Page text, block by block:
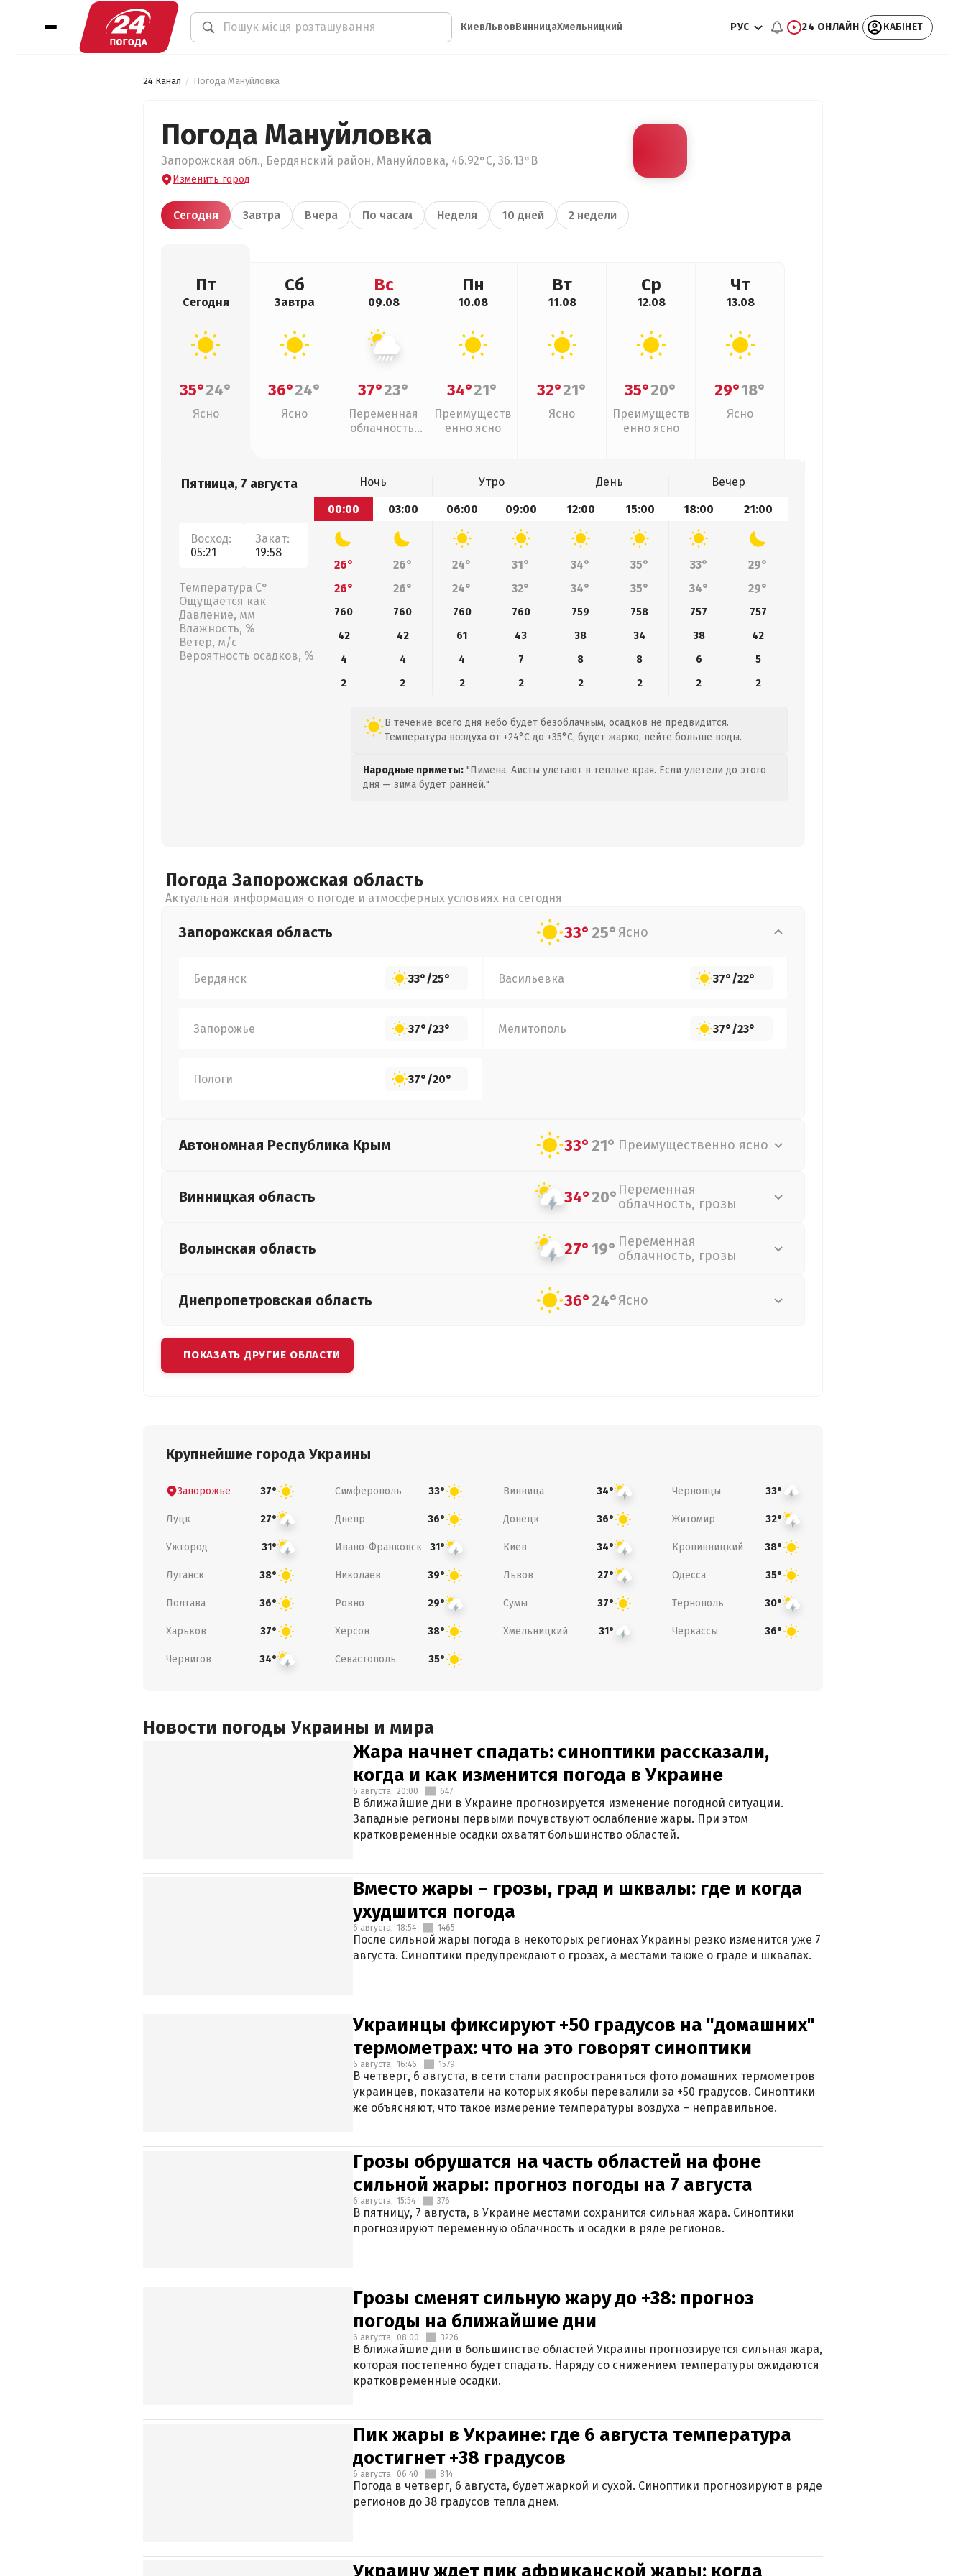
КиевЛьвовВинницаХмельницкий РУС 24 ОНЛАЙН КАБІНЕТ
24 Канал Погода Мануйловка
Погода Мануйловка
Запорожская обл., Бердянский район, Мануйловка, 46.92°С, 36.13°В
Изменить город
Сегодня Завтра Вчера По часам Неделя 10 дней 2 недели
Пт
Сегодня
35°24°
Ясно
Сб
Завтра
36°24°
Ясно
Вс
09.08
37°23°
Переменная
облачность,
Пн
10.08
34°21°
Преимуществ
енно ясно
Вт
11.08
32°21°
Ясно
Ср
12.08
35°20°
Преимуществ
енно ясно
Чт
13.08
29°18°
Ясно
Пятница, 7 августа
Восход:
05:21
Закат:
19:58
Температура С°
Ощущается как
Давление, мм
Влажность, %
Ветер, м/с
Вероятность осадков, %
Ночь Утро День
Вечер
00:00
03:00 06:00 09:00 12:00 15:00 18:00 21:00
26° 26° 24° 31° 34° 35° 33°
29°
26°
26° 24° 32° 34° 35° 34° 29°
760 760 760 760 759 758 757
757
42
42 61 43 38 34 38
42
4
4 4 7 8 8 6
5
2
2 2 2 2 2 2 2
В течение всего дня небо будет безоблачным, осадков не предвидится.
Температура воздуха от +24°C до +35°C, будет жарко, пейте больше воды.
Народные приметы: "Пимена. Аисты улетают в теплые края. Если улетели до этого
дня — зима будет ранней."
Погода Запорожская область
Актуальная информация о погоде и атмосферных условиях на сегодня
Запорожская область 33°25° Ясно
Бердянск 33°/25° Васильевка 37°/22°
Запорожье 37°/23° Мелитополь 37°/23°
Пологи 37°/20°
Автономная Республика Крым 33°21° Преимущественно ясно
Винницкая область 34°20° Переменная
облачность, грозы
Волынская область 27°19° Переменная
облачность, грозы
Днепропетровская область 36°24°Ясно
ПОКАЗАТЬ ДРУГИЕ ОБЛАСТИ
Крупнейшие города Украины
Запорожье 37° Симферополь 33° Винница 34° Черновцы 33°
Луцк 27° Днепр 36° Донецк 36° Житомир 32°
Ужгород 31° Ивано-Франковск 31° Киев 34° Кропивницкий 38°
Луганск 38° Николаев 39° Львов 27° Одесса 35°
Полтава 36° Ровно 29° Сумы 37° Тернополь 30°
Харьков 37° Херсон 38° Хмельницкий 31° Черкассы 36°
Чернигов 34° Севастополь 35°
Новости погоды Украины и мира
Жара начнет спадать: синоптики рассказали,
когда и как изменится погода в Украине
6 августа, 20:00 647
В ближайшие дни в Украине прогнозируется изменение погодной ситуации.
Западные регионы первыми почувствуют ослабление жары. При этом
кратковременные осадки охватят большинство областей.
Вместо жары – грозы, град и шквалы: где и когда
ухудшится погода
6 августа, 18:54 1465
После сильной жары погода в некоторых регионах Украины резко изменится уже 7
августа. Синоптики предупреждают о грозах, а местами также о граде и шквалах.
Украинцы фиксируют +50 градусов на "домашних"
термометрах: что на это говорят синоптики
6 августа, 16:46 1579
В четверг, 6 августа, в сети стали распространяться фото домашних термометров
украинцев, показатели на которых якобы перевалили за +50 градусов. Синоптики
же объясняют, что такое измерение температуры воздуха – неправильное.
Грозы обрушатся на часть областей на фоне
сильной жары: прогноз погоды на 7 августа
6 августа, 15:54 376
В пятницу, 7 августа, в Украине местами сохранится сильная жара. Синоптики
прогнозируют переменную облачность и осадки в ряде регионов.
Грозы сменят сильную жару до +38: прогноз
погоды на ближайшие дни
6 августа, 08:00 3226
В ближайшие дни в большинстве областей Украины прогнозируется сильная жара,
которая постепенно будет спадать. Наряду со снижением температуры ожидаются
кратковременные осадки.
Пик жары в Украине: где 6 августа температура
достигнет +38 градусов
6 августа, 06:40 814
Погода в четверг, 6 августа, будет жаркой и сухой. Синоптики прогнозируют в ряде
регионов до 38 градусов тепла днем.
Украину ждет пик африканской жары: когда